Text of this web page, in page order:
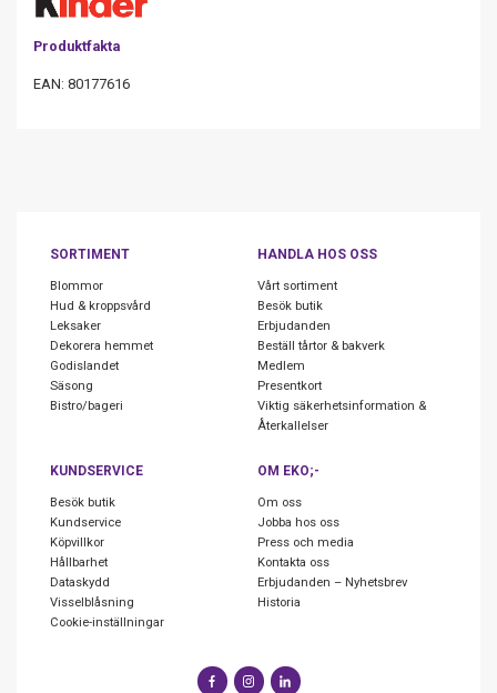
Produktfakta
EAN: 80177616
SORTIMENT
Blommor
Hud & kroppsvård
Leksaker
Dekorera hemmet
Godislandet
Säsong
Bistro/bageri
HANDLA HOS OSS
Vårt sortiment
Besök butik
Erbjudanden
Beställ tårtor & bakverk
Medlem
Presentkort
Viktig säkerhetsinformation &
Återkallelser
KUNDSERVICE
Besök butik
Kundservice
Köpvillkor
Hållbarhet
Dataskydd
Visselblåsning
Cookie-inställningar
OM EKO;-
Om oss
Jobba hos oss
Press och media
Kontakta oss
Erbjudanden – Nyhetsbrev
Historia